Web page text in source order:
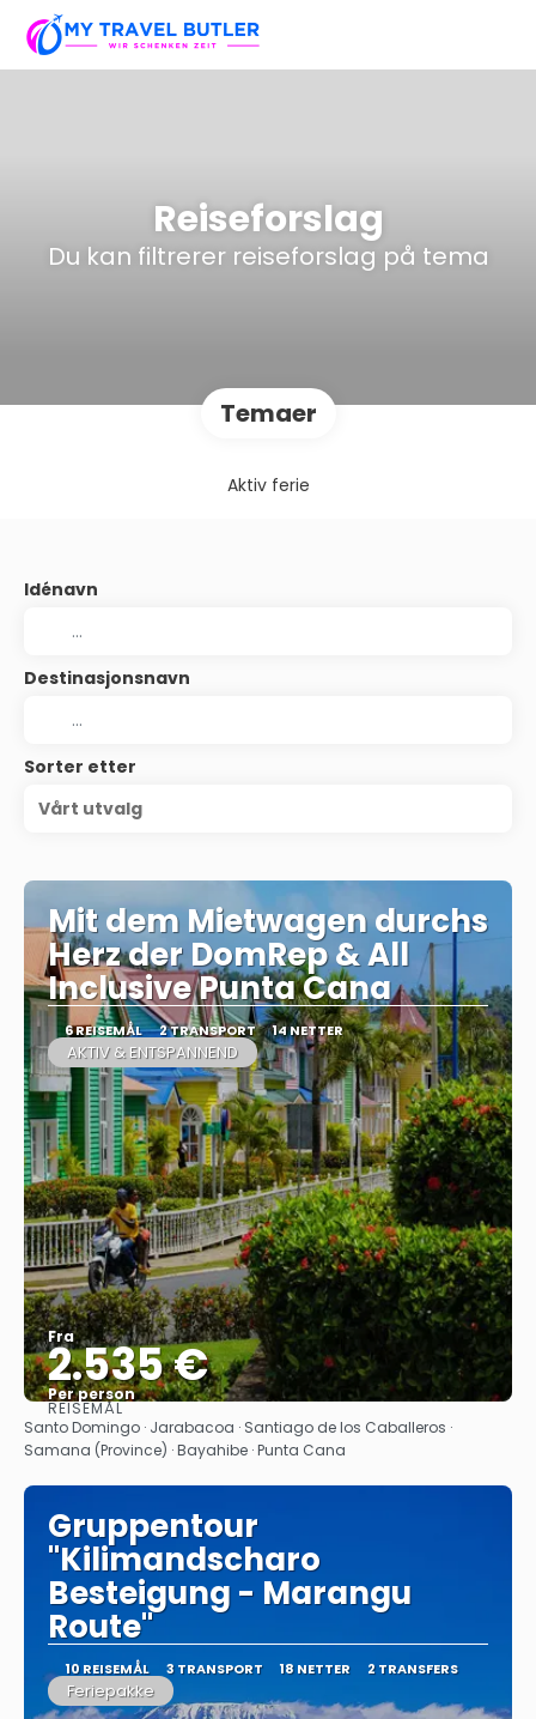
Reiseforslag
Du kan filtrerer reiseforslag på tema
Temaer
Aktiv ferie
Idénavn
Destinasjonsnavn
Sorter etter
Vårt utvalg
Mit dem Mietwagen durchs
Herz der DomRep & All
Inclusive Punta Cana
6 REISEMÅL 2 TRANSPORT 14 NETTER
AKTIV & ENTSPANNEND
Fra
2.535 €
Per person
Se
REISEMÅL
Santo Domingo · Jarabacoa · Santiago de los Caballeros ·
Samana (Province) · Bayahibe · Punta Cana
Gruppentour
"Kilimandscharo
Besteigung - Marangu
Route"
10 REISEMÅL 3 TRANSPORT 18 NETTER 2 TRANSFERS
Feriepakke